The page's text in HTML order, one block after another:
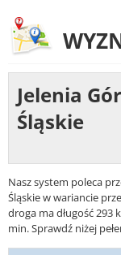
Jelenia
Śląskie
Nasz system poleca
Śląskie w wariancie
droga ma długość 293
min. Sprawdź niżej